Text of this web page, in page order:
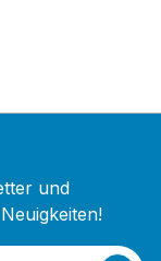
und